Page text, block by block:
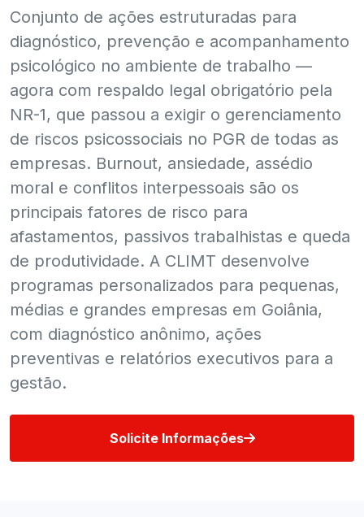
Conjunto de ações estruturadas para
diagnóstico, prevenção e acompanhamento
psicológico no ambiente de trabalho —
agora com respaldo legal obrigatório pela
NR-1, que passou a exigir o gerenciamento
de riscos psicossociais no PGR de todas as
empresas. Burnout, ansiedade, assédio
moral e conflitos interpessoais são os
principais fatores de risco para
afastamentos, passivos trabalhistas e queda
de produtividade. A CLIMT desenvolve
programas personalizados para pequenas,
médias e grandes empresas em Goiânia,
com diagnóstico anônimo, ações
preventivas e relatórios executivos para a
gestão.
Solicite Informações